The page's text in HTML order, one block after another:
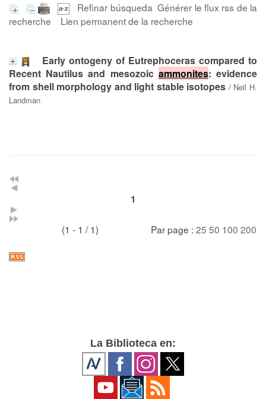
Refinar búsqueda Générer le flux rss de la
recherche
Lien permanent de la recherche
Early ontogeny of Eutrephoceras compared to
Recent Nautilus and mesozoic ammonites: evidence
from shell morphology and light stable isotopes / Neil H.
Landman
1
(1 - 1 / 1) Par page : 25 50 100 200
La Biblioteca en: